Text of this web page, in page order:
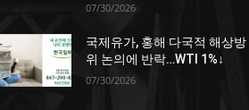
07/30/2026
국제유가, 홍해 다국적 해상방
위 논의에 반락…WTI 1%↓
07/30/2026